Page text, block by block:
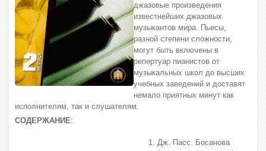
джазовые произведения
известнейших джазовых
музыкантов мира. Пьесы,
разной степени сложности,
могут быть включены в
репертуар пианистов от
музыкальных школ до высших
учебных заведений и доставят
немало приятных минут как
исполнителям, так и слушателям.
СОДЕРЖАНИЕ:
Дж. Пасс. Босанова